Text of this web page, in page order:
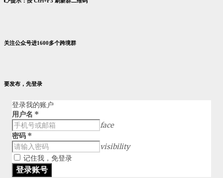
关注公众号进1600多个跨境群
要发布，先登录
登录我的账户
用户名 *
face
密码 *
visibility
记住我，免登录